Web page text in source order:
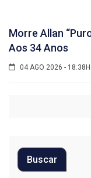
Morre Allan
Aos 34 Anos
04 AGO 2026 - 18:38H
Buscar